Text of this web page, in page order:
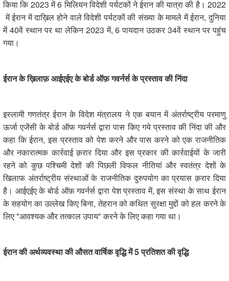
किया कि 2023 में 6 मिलियन विदेशी पर्यटकों ने ईरान की यात्रा की है। 2022
में ईरान में दाख़िल होने वाले विदेशी पर्यटकों की संख्या के मामले में ईरान, दुनिया
में 40वें स्थान पर था लेकिन 2023 में, 6 पायदान उठकर 34वें स्थान पर पहुंच
गया।
ईरान के ख़िलाफ़ आईएईए के बोर्ड ऑफ़ गवर्नर्स के प्रस्ताव की निंदा
इस्लामी गणतंत्र ईरान के विदेश मंत्रालय ने एक बयान में अंतर्राष्ट्रीय परमाणु
ऊर्जा एजेंसी के बोर्ड ऑफ गवर्नर्स द्वारा पास किए गये प्रस्ताव की निंदा की और
कहा कि ईरान, इस प्रस्ताव को पेश करने और पास करने को एक राजनीतिक
और नकारात्मक कार्रवाई क़रार दिया और इस प्रकार की कार्रवाईयों के जारी
रहने को कुछ पश्चिमी देशों की पिछली विफल नीतियां और स्वतंत्र देशों के
खिलाफ अंतर्राष्ट्रीय संस्थाओं के राजनीतिक दुरुपयोग का प्रयास क़रार दिया
है। आईएईए के बोर्ड ऑफ़ गवर्नर्स द्वारा पेश प्रस्ताव में, इस संस्था के साथ ईरान
के सहयोग का उल्लेख किए बिना, तेहरान को कथित सुरक्षा मुद्दों को हल करने के
लिए "आवश्यक और तत्काल उपाय" करने के लिए कहा गया था।
ईरान की अर्थव्यवस्था की औसत वार्षिक वृद्धि में5प्रतिशतकी वृद्धि